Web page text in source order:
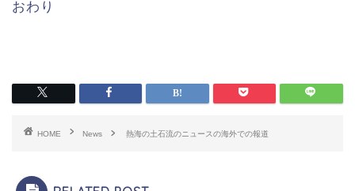
おわり
HOME News 熱海の土石流のニュースの海外での報道